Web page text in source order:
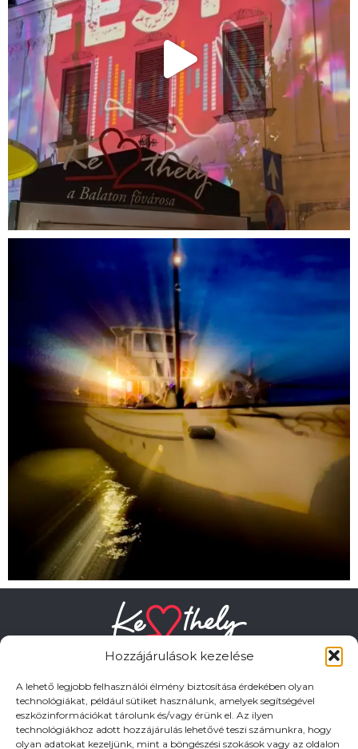
Hozzájárulások kezelése
A lehető legjobb felhasználói élmény biztosítása érdekében olyan
technológiákat, például sütiket használunk, amelyek segítségével
eszközinformációkat tárolunk és/vagy érünk el. Az ilyen
technológiákhoz adott hozzájárulás lehetővé teszi számunkra, hogy
olyan adatokat kezeljünk, mint a böngészési szokások vagy az oldalon
HASZNOS LINKEK